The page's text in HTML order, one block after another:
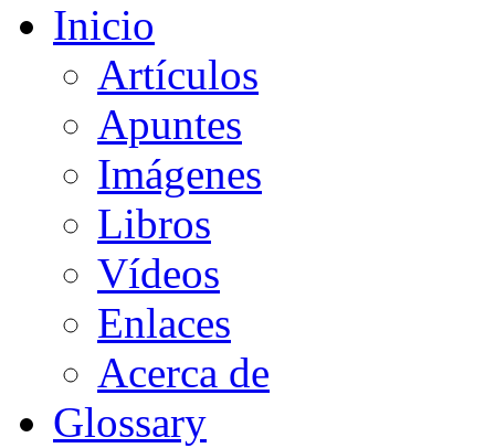
Inicio
Artículos
Apuntes
Imágenes
Libros
Vídeos
Enlaces
Acerca de
Glossary